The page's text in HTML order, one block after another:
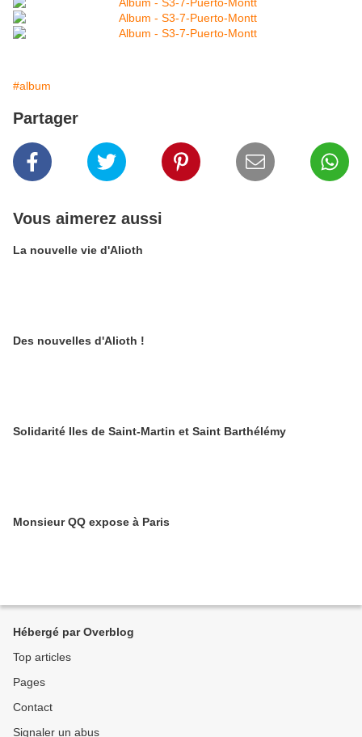
#album
Partager
Vous aimerez aussi
La nouvelle vie d'Alioth
Des nouvelles d'Alioth !
Solidarité Iles de Saint-Martin et Saint Barthélémy
Monsieur QQ expose à Paris
Hébergé par Overblog
Top articles
Pages
Contact
Signaler un abus